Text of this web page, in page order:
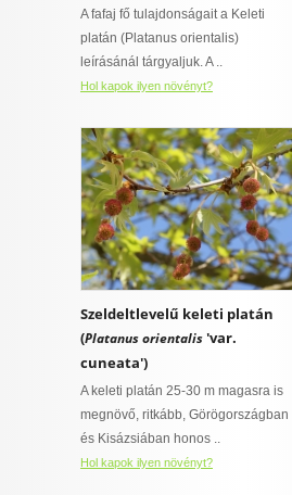
A fafaj fő tulajdonságait a Keleti
platán (Platanus orientalis)
leírásánál tárgyaljuk. A ..
Hol kapok ilyen növényt?
Szeldeltlevelű keleti platán
(Platanus orientalis'var.
cuneata')
A keleti platán 25-30 m magasra is
megnövő, ritkább, Görögországban
és Kisázsiában honos ..
Hol kapok ilyen növényt?